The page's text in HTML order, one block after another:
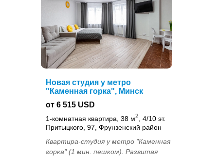
Новая студия у метро
"Каменная горка", Минск
от 6 515 USD
1-комнатная квартира, 38 м2
, 4/10 эт.
Притыцкого, 97, Фрунзенский район
Квартира-студия у метро "Каменная
горка" (1 мин. пешком). Развитая